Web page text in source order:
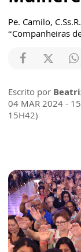
Pe. Camilo,
“Companheiras
Escrito por
04 MAR 2024 -
15H42)